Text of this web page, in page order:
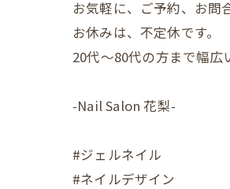
お気軽に、ご予約、お問
お休みは、不定休です。
20代〜80代の方まで幅
-Nail Salon 花梨-
#ジェルネイル
#ネイルデザイン